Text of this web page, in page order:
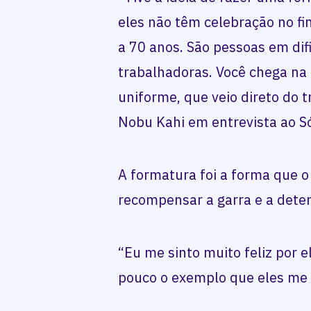
eles não têm celebração no
a 70 anos. São pessoas em
trabalhadoras. Você chega
uniforme, que veio direto do
Nobu Kahi em entrevista ao
A formatura foi a forma que
recompensar a garra e a
“Eu me sinto muito feliz por
pouco o exemplo que eles